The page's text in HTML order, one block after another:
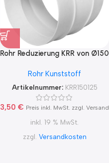
Rohr Reduzierung KRR von Ø150
Rohr Kunststoff
Artikelnummer: KRR150125
3,50 € Preis inkl. MwSt. zzgl. Versand
inkl. 19 % MwSt.
zzgl. Versandkosten